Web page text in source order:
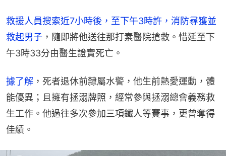
救援人員搜索近7小時後，至下午3時許，消防尋獲並
救起男子 ，隨即將他送往那打素醫院搶救。惜延至下
午3時33分由醫生證實死亡。
據了解 ，死者退休前隸屬水警，他生前熱愛運動，體
能優異；且擁有拯溺牌照，經常參與拯溺總會義務救
生工作。他過往多次參加三項鐵人等賽事，更曾奪得
佳績。